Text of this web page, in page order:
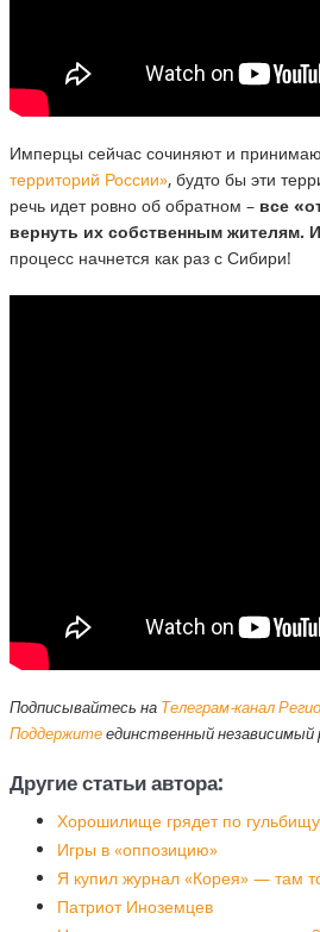
Имперцы сейчас сочиняют и
территорий России», будто бы эти
речь идет ровно об обратном – все
вернуть их собственным жителям.
процесс начнется как раз с Сибири!
Подписывайтесь на Телеграм-канал
Поддержитеединственный независимый
Другие статьи автора:
Хорошилище грядет по
Игры в «оппозицию»
Я купил журнал «Корея» — там
Патриот Иноземцев